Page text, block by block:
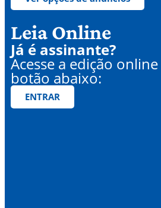
Leia Online
Já é assinante?
Acesse a edição
botão abaixo:
ENTRAR